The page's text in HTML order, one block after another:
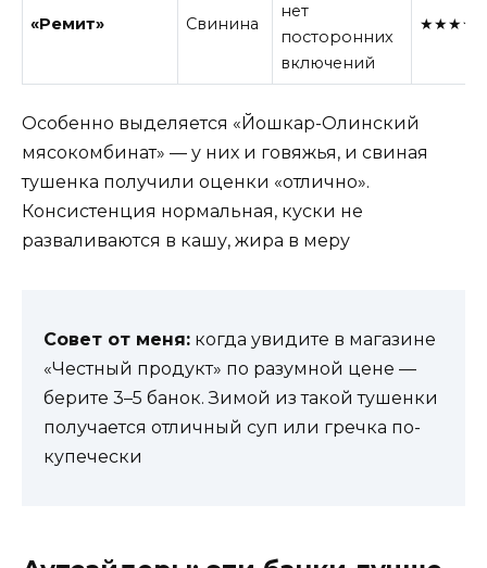
«Ремит» Свинина
нет
посторонних
включений
Особенно выделяется «Йошкар-Олинский
мясокомбинат» — у них и говяжья, и свиная
тушенка получили оценки «отлично».
Консистенция нормальная, куски не
разваливаются в кашу, жира в меру
Совет от меня: когда увидите в магазине
«Честный продукт» по разумной цене —
берите 3–5 банок. Зимой из такой тушенки
получается отличный суп или гречка по-
купечески